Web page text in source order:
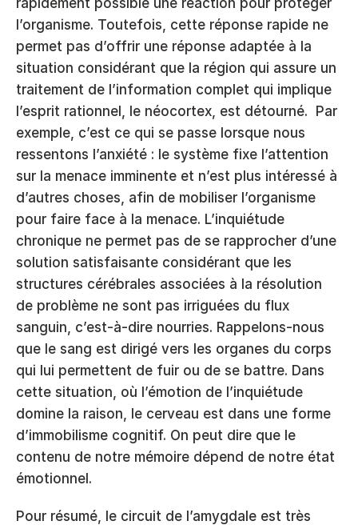
rapidement possible une réaction pour protéger
l’organisme. Toutefois, cette réponse rapide ne
permet pas d’offrir une réponse adaptée à la
situation considérant que la région qui assure un
traitement de l’information complet qui implique
l’esprit rationnel, le néocortex, est détourné.  Par
exemple, c’est ce qui se passe lorsque nous
ressentons l’anxiété : le système fixe l’attention
sur la menace imminente et n’est plus intéressé à
d’autres choses, afin de mobiliser l’organisme
pour faire face à la menace. L’inquiétude
chronique ne permet pas de se rapprocher d’une
solution satisfaisante considérant que les
structures cérébrales associées à la résolution
de problème ne sont pas irriguées du flux
sanguin, c’est-à-dire nourries. Rappelons-nous
que le sang est dirigé vers les organes du corps
qui lui permettent de fuir ou de se battre. Dans
cette situation, où l’émotion de l’inquiétude
domine la raison, le cerveau est dans une forme
d’immobilisme cognitif. On peut dire que le
contenu de notre mémoire dépend de notre état
émotionnel.
Pour résumé, le circuit de l’amygdale est très